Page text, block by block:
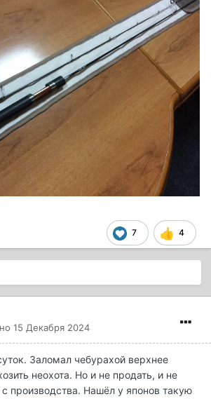
7 4
15 Декабря 2024
Заломал чебурахой верхнее
неохота. Но и не продать, и не
с производства. Нашёл у японов такую